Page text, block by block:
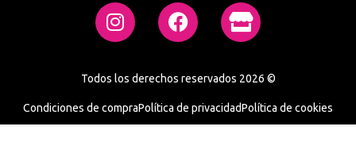
Todos los derechos reservados 2026 ©
Condiciones de compraPolítica de privacidadPolítica de cookies